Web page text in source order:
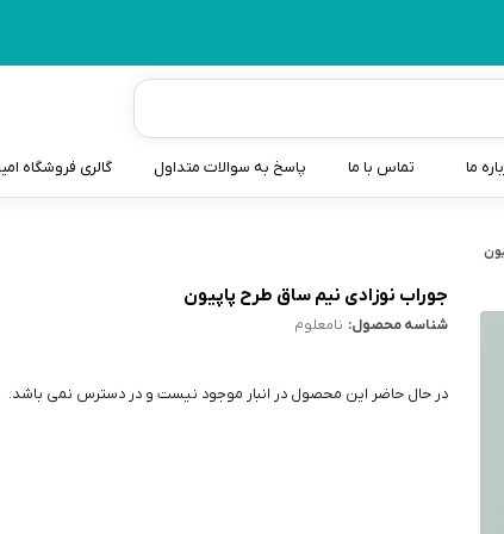
ما تماس با ما پاسخ به سوالات متداول گالری فروشگاه
جوراب نوزادی نیم ساق طرح پاپیون
شناسه محصول: نامعلوم
در حال حاضر این محصول در انبار موجود نیست و در دسترس نمی باشد.